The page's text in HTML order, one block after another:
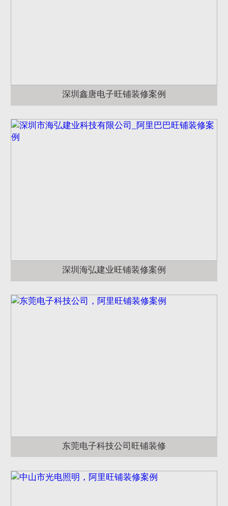
深圳鑫唐电子旺铺装修案例
深圳海弘建业旺铺装修案例
东莞电子科技公司旺铺装修